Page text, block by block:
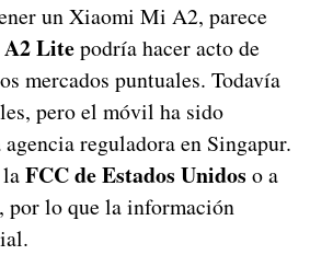
un Xiaomi Mi A2, parece
Litepodría hacer acto de
mercados puntuales. Todavía
pero el móvil ha sido
reguladora en Singapur.
FCC de Estados Unidos o a
por lo que la información